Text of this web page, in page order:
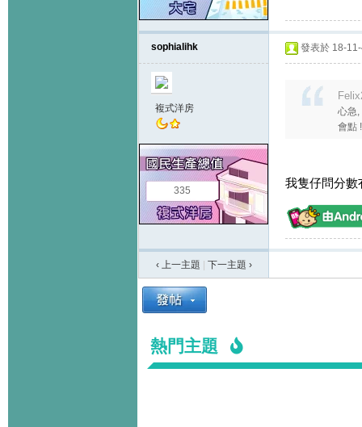
sophialihk
複式洋房
335
發表於 18-
心急,
會點
我隻仔問分
‹ 上一主題 下一主題 ›
熱門主題